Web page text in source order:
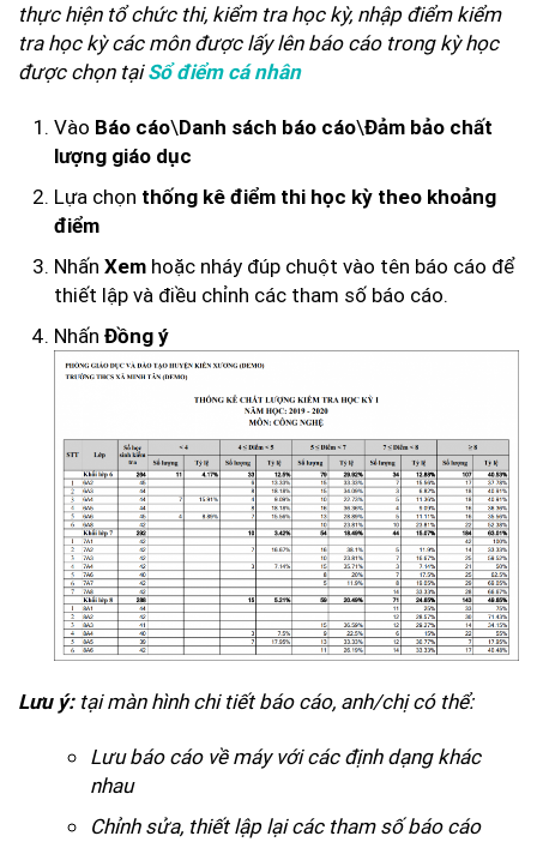
thực hiện tổ chức thi, kiểm tra học kỳ, nhập điểm kiểm
tra học kỳ các môn được lấy lên báo cáo trong kỳ học
được chọn tạiSổ điểm cá nhân
Vào Báo cáo\Danh sách báo cáo\Đảm bảo chất
lượng giáo dục
Lựa chọn thống kê điểm thi học kỳ theo khoảng
điểm
Nhấn Xem hoặc nháy đúp chuột vào tên báo cáo để
thiết lập và điều chỉnh các tham số báo cáo.
Nhấn Đồng ý
Lưu ý: tại màn hình chi tiết báo cáo, anh/chị có thể:
Lưu báo cáo về máy với các định dạng khác
nhau
Chỉnh sửa, thiết lập lại các tham số báo cáo